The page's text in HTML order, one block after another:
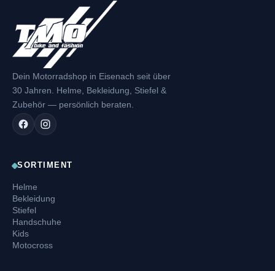
Dein Motorradshop in Eisenach seit über
30 Jahren. Helme, Bekleidung, Stiefel &
Zubehör — persönlich beraten.
SORTIMENT
Helme
Bekleidung
Stiefel
Handschuhe
Kids
Motocross